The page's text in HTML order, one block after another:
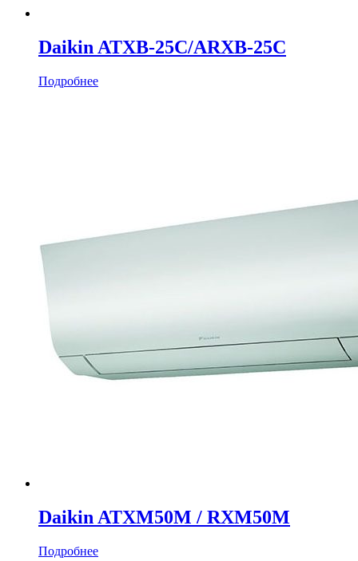
Daikin ATXB-25C/ARXB-25C
Подробнее
Daikin ATXM50M / RXM50M
Подробнее